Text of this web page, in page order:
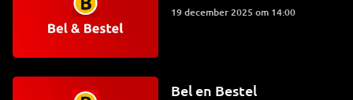
19 december 2025 om 14:00
Bel en Bestel